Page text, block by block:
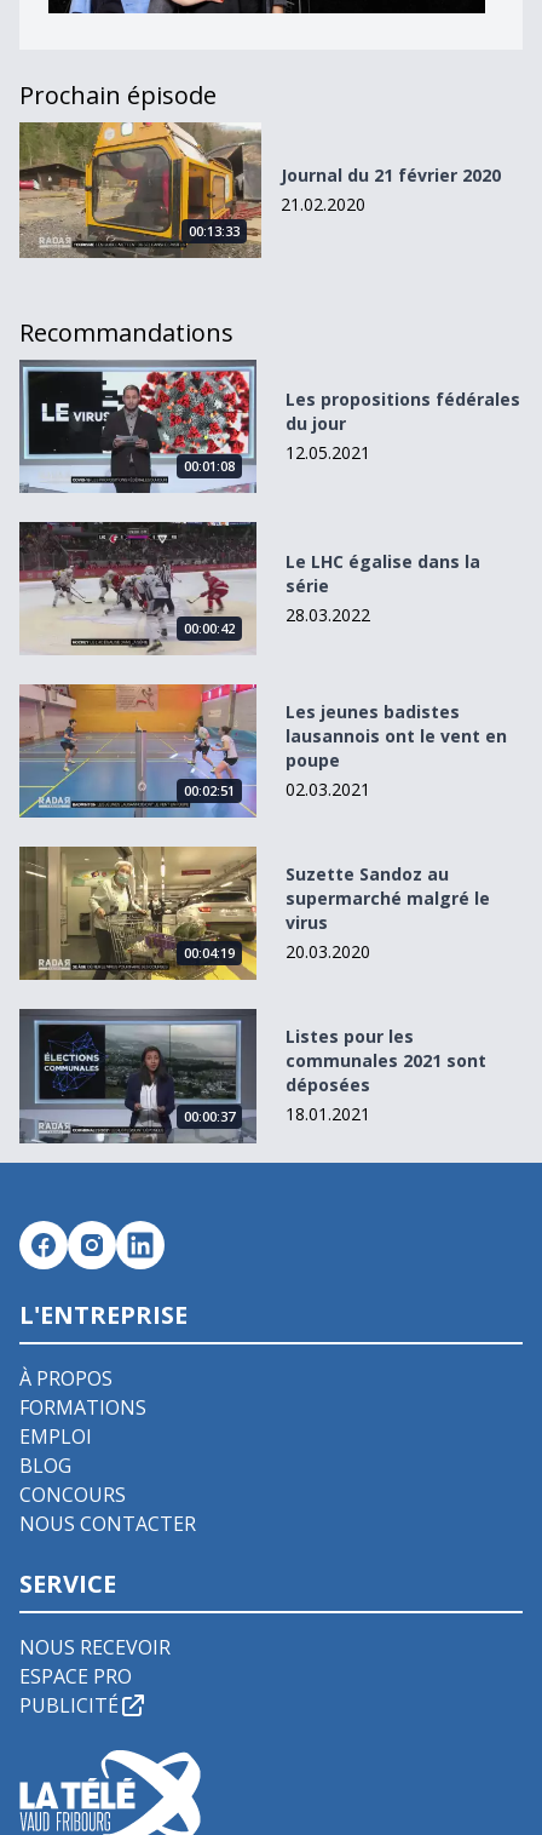
Prochain épisode
Journal du 21 février 2020
00:13:33
Journal du 21 février 2020
21.02.2020
Recommandations
Les propositions fédérales du jour
00:01:08
Les propositions fédérales
du jour
12.05.2021
Le LHC égalise dans la série
00:00:42
Le LHC égalise dans la
série
28.03.2022
Les jeunes badistes lausannois ont le vent en poupe
00:02:51
Les jeunes badistes
lausannois ont le vent en
poupe
02.03.2021
Suzette Sandoz au supermarché malgré le virus
00:04:19
Suzette Sandoz au
supermarché malgré le
virus
20.03.2020
Listes pour les communales 2021 sont déposées
00:00:37
Listes pour les
communales 2021 sont
déposées
18.01.2021
L'ENTREPRISE
À PROPOS
FORMATIONS
EMPLOI
BLOG
CONCOURS
NOUS CONTACTER
SERVICE
NOUS RECEVOIR
ESPACE PRO
PUBLICITÉ